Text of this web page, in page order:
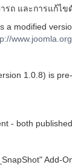
รถ และการแก้ไข
a modified
www.joomla.org
1.0.8) is
- both
Add-